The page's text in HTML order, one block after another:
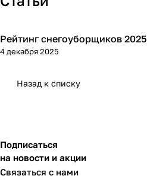
Зимняя
Рейтинг снегоуборщиков 2025
4 декабря 2025
Назад к списку
Подписаться
на новости и акции
Связаться с нами